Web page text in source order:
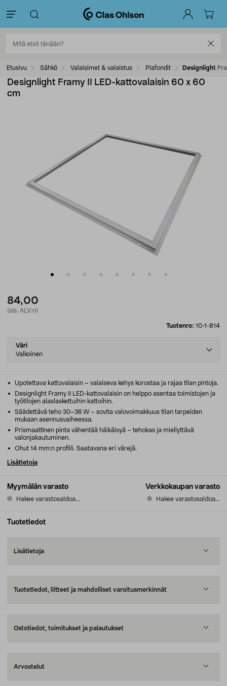
Etusivu Sähkö Valaisimet & valaistus Plafondit Designlight
Designlight Framy II LED-kattovalaisin 60 x 60
cm
84,00
(sis. ALV:n)
Tuotenro: 10-1-814
Select
variant
Väri
Valkoinen
Myymälän varasto
Hakee varastosaldoa...
Verkkokaupan varasto
Hakee varastosaldoa...
Upotettava kattovalaisin – valaiseva kehys korostaa ja rajaa tilan pintoja.
Designlight Framy II LED-kattovalaisin on helppo asentaa toimistojen ja
työtilojen alaslaskettuihin kattoihin.
Säädettävä teho 30–36 W – sovita valovoimakkuus tilan tarpeiden
mukaan asennusvaiheessa.
Prismaattinen pinta vähentää häikäisyä – tehokas ja miellyttävä
valonjakautuminen.
Ohut 14 mm:n profiili. Saatavana eri värejä.
Lisätietoja
Tuotetiedot
Lisätietoja
Tuotetiedot, liitteet ja mahdolliset varoitusmerkinnät
Ostotiedot, toimitukset ja palautukset
Arvostelut